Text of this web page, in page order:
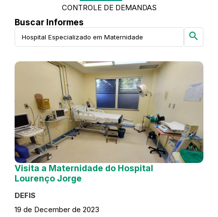
CONTROLE DE DEMANDAS
Buscar Informes
search
Visita a Maternidade do Hospital
Lourenço Jorge
DEFIS
19 de December de 2023